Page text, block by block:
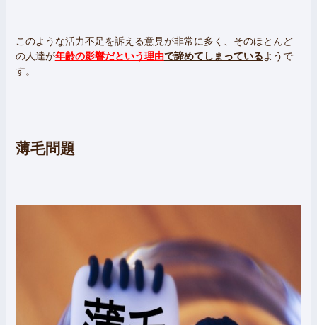
このような活力不足を訴える意見が非常に多く、そのほとんど
の人達が年齢の影響だという理由で諦めてしまっている ようで
す。
薄毛問題